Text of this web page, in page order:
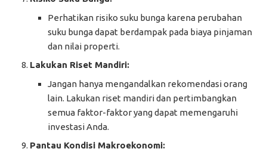
Perhatikan risiko suku bunga karena perubahan
suku bunga dapat berdampak pada biaya pinjaman
dan nilai properti.
Lakukan Riset Mandiri:
Jangan hanya mengandalkan rekomendasi orang
lain. Lakukan riset mandiri dan pertimbangkan
semua faktor-faktor yang dapat memengaruhi
investasi Anda.
Pantau Kondisi Makroekonomi: